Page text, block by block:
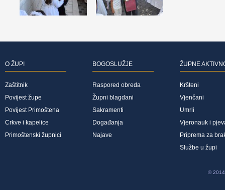
O ŽUPI
Zaštitnik
Povijest župe
Povijest Primoštena
Crkve i kapelice
Primoštenski župnici
BOGOSLUŽJE
Raspored obreda
Župni blagdani
Sakramenti
Događanja
Najave
ŽUPNE
Kršteni
Vjenčani
Umrli
Vjeronauk i
Priprema za
Službe u župi
© 2014